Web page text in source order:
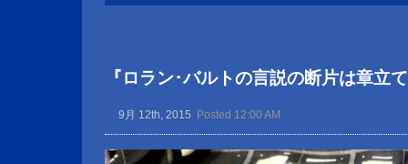
『ロラン･バルトの言説の断片は章立
9月 12th, 2015 Posted 12:00 AM